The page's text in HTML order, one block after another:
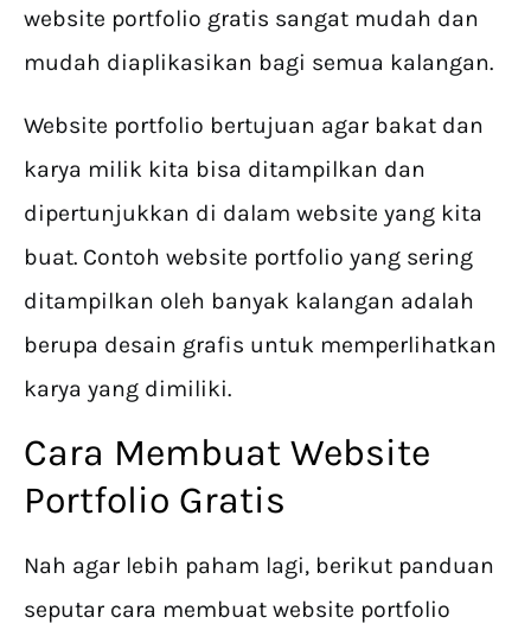
website portfolio gratis sangat mudah dan
mudah diaplikasikan bagi semua kalangan.
Website portfolio bertujuan agar bakat dan
karya milik kita bisa ditampilkan dan
dipertunjukkan di dalam website yang kita
buat. Contoh website portfolio yang sering
ditampilkan oleh banyak kalangan adalah
berupa desain grafis untuk memperlihatkan
karya yang dimiliki.
Cara Membuat Website
Portfolio Gratis
Nah agar lebih paham lagi, berikut panduan
seputar cara membuat website portfolio